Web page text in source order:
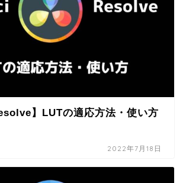
】LUTの適応方法・使い方
2022年7月18日